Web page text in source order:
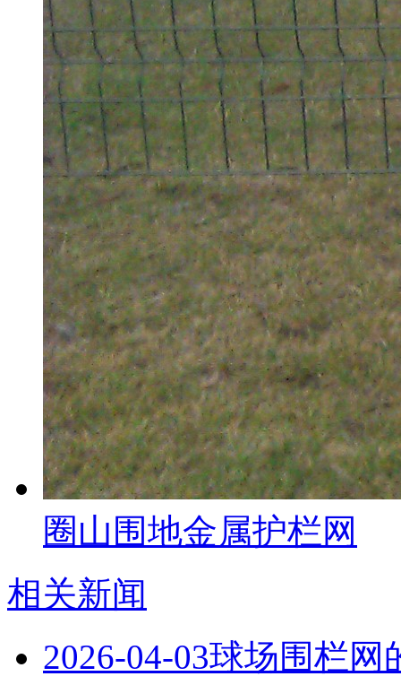
圈山围地金属护栏网
相关新闻
2026-04-03球场围栏网